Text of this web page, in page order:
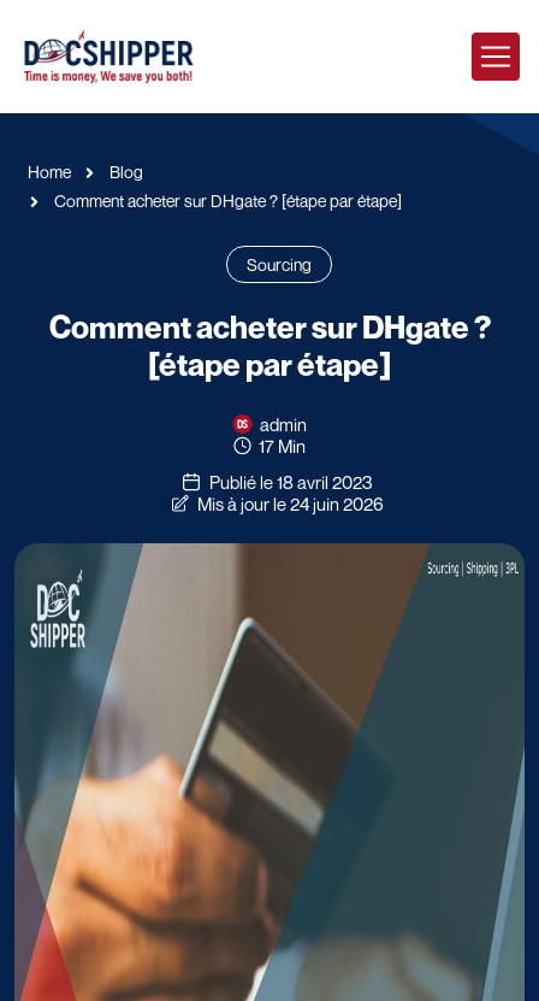
Home
Blog
Comment acheter sur DHgate ? [étape par étape]
Sourcing
Comment acheter sur DHgate ?
[étape par étape]
admin
17 Min
Publié le 18 avril 2023
Mis à jour le 24 juin 2026